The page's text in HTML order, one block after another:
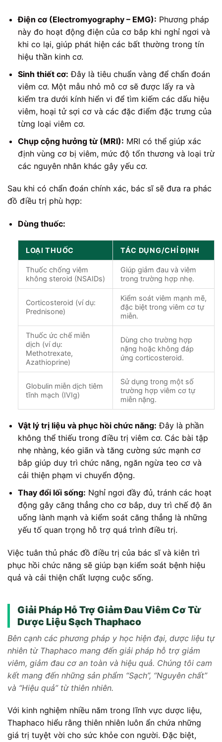
Điện cơ (Electromyography – EMG): Phương pháp
này đo hoạt động điện của cơ bắp khi nghỉ ngơi và
khi co lại, giúp phát hiện các bất thường trong tín
hiệu thần kinh cơ.
Sinh thiết cơ: Đây là tiêu chuẩn vàng để chẩn đoán
viêm cơ. Một mẫu nhỏ mô cơ sẽ được lấy ra và
kiểm tra dưới kính hiển vi để tìm kiếm các dấu hiệu
viêm, hoại tử sợi cơ và các đặc điểm đặc trưng của
từng loại viêm cơ.
Chụp cộng hưởng từ (MRI): MRI có thể giúp xác
định vùng cơ bị viêm, mức độ tổn thương và loại trừ
các nguyên nhân khác gây yếu cơ.
Sau khi có chẩn đoán chính xác, bác sĩ sẽ đưa ra phác
đồ điều trị phù hợp:
Dùng thuốc:
LOẠI THUỐC TÁC DỤNG/CHỈ ĐỊNH
Thuốc chống viêm
không steroid (NSAIDs)
Giúp giảm đau và viêm
trong trường hợp nhẹ.
Corticosteroid (ví dụ:
Prednisone)
Kiểm soát viêm mạnh mẽ,
đặc biệt trong viêm cơ tự
miễn.
Thuốc ức chế miễn
dịch (ví dụ:
Methotrexate,
Azathioprine)
Dùng cho trường hợp
nặng hoặc không đáp
ứng corticosteroid.
Globulin miễn dịch tiêm
tĩnh mạch (IVIg)
Sử dụng trong một số
trường hợp viêm cơ tự
miễn nặng.
Vật lý trị liệu và phục hồi chức năng: Đây là phần
không thể thiếu trong điều trị viêm cơ. Các bài tập
nhẹ nhàng, kéo giãn và tăng cường sức mạnh cơ
bắp giúp duy trì chức năng, ngăn ngừa teo cơ và
cải thiện phạm vi chuyển động.
Thay đổi lối sống: Nghỉ ngơi đầy đủ, tránh các hoạt
động gây căng thẳng cho cơ bắp, duy trì chế độ ăn
uống lành mạnh và kiểm soát căng thẳng là những
yếu tố quan trọng hỗ trợ quá trình điều trị.
Việc tuân thủ phác đồ điều trị của bác sĩ và kiên trì
phục hồi chức năng sẽ giúp bạn kiểm soát bệnh hiệu
quả và cải thiện chất lượng cuộc sống.
Giải Pháp Hỗ Trợ Giảm Đau Viêm Cơ Từ
Dược Liệu Sạch Thaphaco
Bên cạnh các phương pháp y học hiện đại, dược liệu tự
nhiên từ Thaphaco mang đến giải pháp hỗ trợ giảm
viêm, giảm đau cơ an toàn và hiệu quả. Chúng tôi cam
kết mang đến những sản phẩm “Sạch”, “Nguyên chất”
và “Hiệu quả” từ thiên nhiên.
Với kinh nghiệm nhiều năm trong lĩnh vực dược liệu,
Thaphaco hiểu rằng thiên nhiên luôn ẩn chứa những
giá trị tuyệt vời cho sức khỏe con người. Đặc biệt,